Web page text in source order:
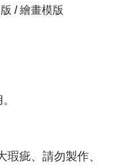
/ 繪畫模版
疵、請勿製作、